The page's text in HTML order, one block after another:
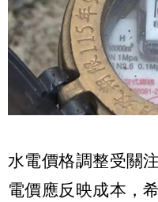
水電價格調整受關
電價應反映成本，